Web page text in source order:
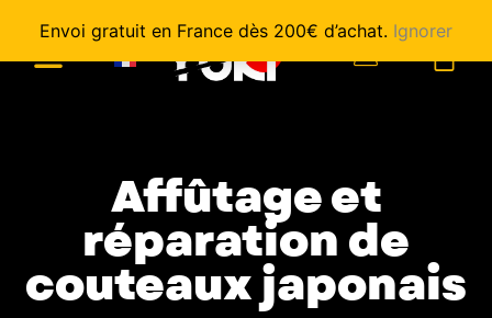
Envoi gratuit en France dès 200€ d’achat. Ignorer
Affûtage et
réparation de
couteaux japonais